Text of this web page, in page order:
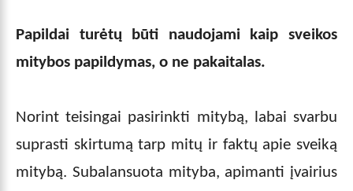
Papildai turėtų būti naudojami kaip sveikos
mitybos papildymas, o ne pakaitalas.
Norint teisingai pasirinkti mitybą, labai svarbu
suprasti skirtumą tarp mitų ir faktų apie sveiką
mitybą. Subalansuota mityba, apimanti įvairius